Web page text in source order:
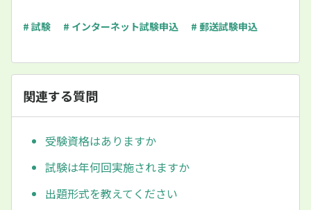
# 試験 # インターネット試験申込 # 郵送試験申込
関連する質問
受験資格はありますか
試験は年何回実施されますか
出題形式を教えてください